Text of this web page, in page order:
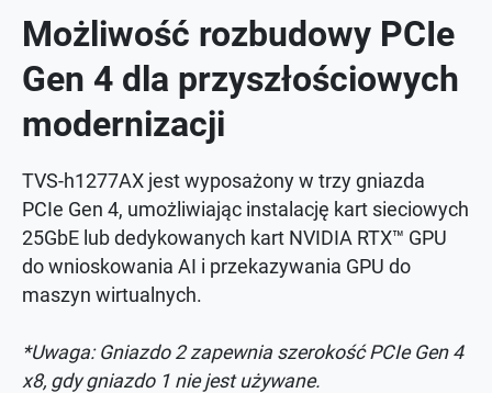
Możliwość rozbudowy PCIe
Gen 4 dla przyszłościowych
modernizacji
TVS-h1277AX jest wyposażony w trzy gniazda
PCIe Gen 4, umożliwiając instalację kart sieciowych
25GbE lub dedykowanych kart NVIDIA RTX™ GPU
do wnioskowania AI i przekazywania GPU do
maszyn wirtualnych.
*Uwaga: Gniazdo 2 zapewnia szerokość PCIe Gen 4
x8, gdy gniazdo 1 nie jest używane.